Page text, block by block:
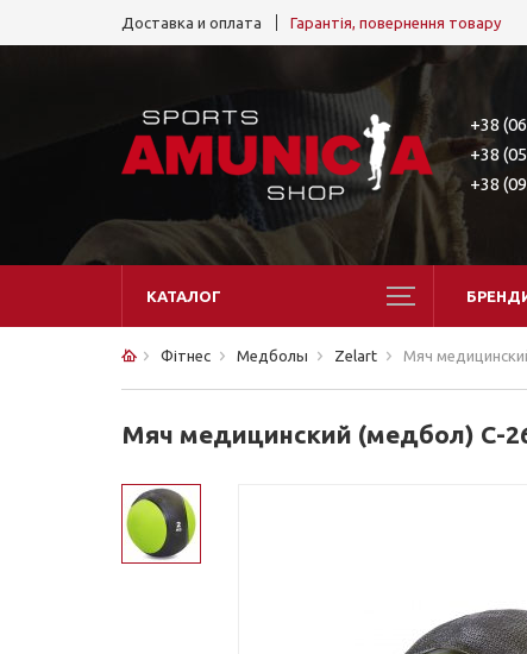
Доставка и оплата Гарантія, повернення товару
+38
+38
+38
КАТАЛОГ
Фітнес Медболы Zelart Мяч
Мяч медицинский (медбол) C-